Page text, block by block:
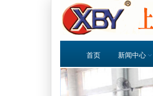
首页 新闻中心